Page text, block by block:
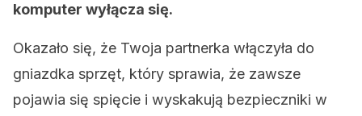
komputer wyłącza się.
Okazało się, że Twoja partnerka włączyła do
gniazdka sprzęt, który sprawia, że zawsze
pojawia się spięcie i wyskakują bezpieczniki w